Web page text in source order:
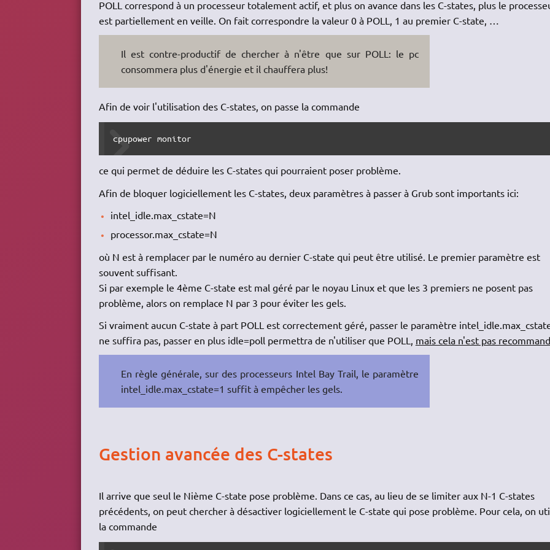
POLL correspond à un processeur totalement actif, et plus on avance dans les C-states, plus le
est partiellement en veille. On fait correspondre la valeur 0 à POLL, 1 au premier C-state, …
Il est contre-productif de chercher à n'être que sur POLL: le pc
consommera plus d'énergie et il chauffera plus!
Afin de voir l'utilisation des C-states, on passe la commande
cpupower monitor
ce qui permet de déduire les C-states qui pourraient poser problème.
Afin de bloquer logiciellement les C-states, deux paramètres à passer à Grub sont importants ici:
intel_idle.max_cstate=N
processor.max_cstate=N
où N est à remplacer par le numéro au dernier C-state qui peut être utilisé. Le premier paramètre est
souvent suffisant.
Si par exemple le 4ème C-state est mal géré par le noyau Linux et que les 3 premiers ne posent pas
problème, alors on remplace N par 3 pour éviter les gels.
Si vraiment aucun C-state à part POLL est correctement géré, passer le paramètre
ne suffira pas, passer en plus idle=poll permettra de n'utiliser que POLL, mais cela n'est pas
En règle générale, sur des processeurs Intel Bay Trail, le paramètre
intel_idle.max_cstate=1 suffit à empêcher les gels.
Gestion avancée des C-states
Il arrive que seul le Nième C-state pose problème. Dans ce cas, au lieu de se limiter aux N-1 C-states
précédents, on peut chercher à désactiver logiciellement le C-state qui pose problème. Pour cela, on
la commande